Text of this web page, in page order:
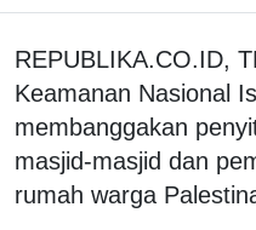
REPUBLIKA.CO.ID,
Keamanan Nasional
membanggakan
masjid-masjid dan
rumah warga